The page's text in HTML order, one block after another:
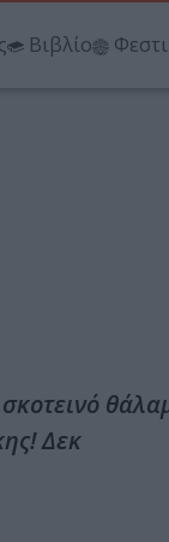
Βιβλίο
σκοτεινό
Δεκ